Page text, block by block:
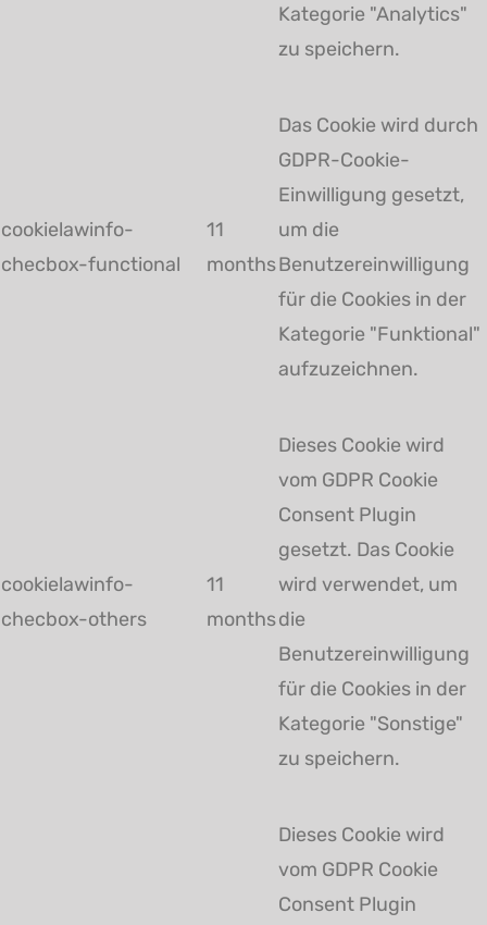
Kategorie "Analytics"
zu speichern.
cookielawinfo-
checbox-functional
11
months
Das Cookie wird durch
GDPR-Cookie-
Einwilligung gesetzt,
um die
Benutzereinwilligung
für die Cookies in der
Kategorie "Funktional"
aufzuzeichnen.
cookielawinfo-
checbox-others
11
months
Dieses Cookie wird
vom GDPR Cookie
Consent Plugin
gesetzt. Das Cookie
wird verwendet, um
die
Benutzereinwilligung
für die Cookies in der
Kategorie "Sonstige"
zu speichern.
Dieses Cookie wird
vom GDPR Cookie
Consent Plugin